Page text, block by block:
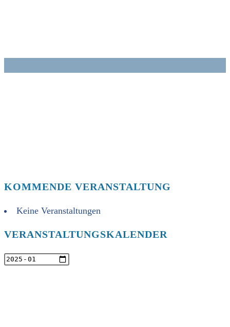
KOMMENDE VERANSTALTUNG
Keine Veranstaltungen
VERANSTALTUNGSKALENDER